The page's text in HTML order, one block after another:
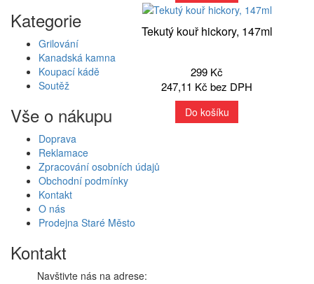
Tekutý kouř hickory, 147ml
299 Kč
247,11 Kč bez DPH
Do košíku
Kategorie
Grilování
Kanadská kamna
Koupací kádě
Soutěž
Vše o nákupu
Doprava
Reklamace
Zpracování osobních údajů
Obchodní podmínky
Kontakt
O nás
Prodejna Staré Město
Kontakt
Navštivte nás na adrese: